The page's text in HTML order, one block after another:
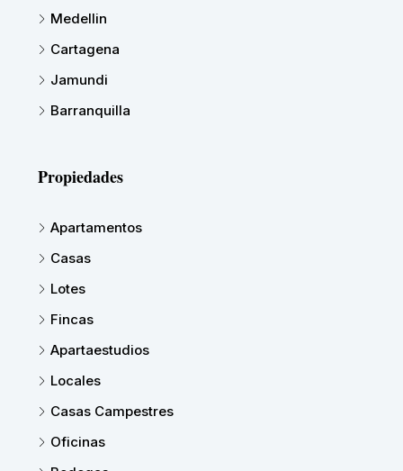
Medellin
Cartagena
Jamundi
Barranquilla
Propiedades
Apartamentos
Casas
Lotes
Fincas
Apartaestudios
Locales
Casas Campestres
Oficinas